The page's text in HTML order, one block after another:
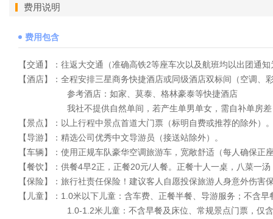
费用说明
费用包含
【交通】：往返大交通（准确高铁2等座车次以及航班均以出团通
【酒店】：全程安排三星商务快捷酒店或同级酒店双标间（空调、
参考酒店：如家、莫泰、格林豪泰等快捷酒店
我社不提供自然单间，若产生单男单女，需自补单房差，
【景点】：以上行程中景点首道大门票（标明自费或推荐的除外）
【导游】：精选公司优秀中文导游员（接送站除外）。
【车辆】：使用正规车队豪华空调旅游车，宽敞舒适（每人确保正
【餐饮】：供餐4早2正，正餐20元/人餐。正餐十人一桌，八菜一
【保险】：旅行社责任保险！建议客人自愿投保旅游人身意外伤害
【儿童】：1.0米以下儿童：含车费、正餐半餐、导游服务；不含
1.0-1.2米儿童：不含早餐及床位、常规景点门票，仅含迪